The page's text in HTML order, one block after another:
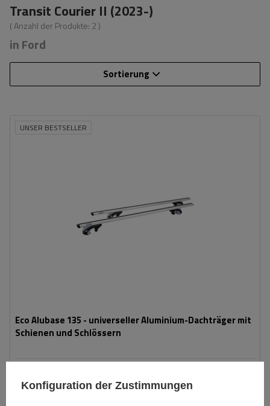
Transit Courier II (2023-)
( Anzahl der Produkte: 2 )
in Ford
Sortierung
UNSER BESTSELLER
Eco Alubase 135 - universeller Aluminium-Dachträger mit
Schienen und Schlössern
Konfiguration der Zustimmungen